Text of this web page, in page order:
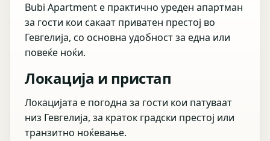
Bubi Apartment е практично уреден апартман
за гости кои сакаат приватен престој во
Гевгелија, со основна удобност за една или
повеќе ноќи.
Локација и пристап
Локацијата е погодна за гости кои патуваат
низ Гевгелија, за краток градски престој или
транзитно ноќевање.